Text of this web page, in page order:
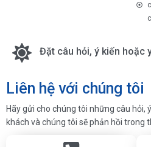
Đặt câu hỏi, ý kiến hoặc
Liên hệ với chúng tôi
Hãy gửi cho chúng tôi những câu hỏi,
khách và chúng tôi sẽ phản hồi trong